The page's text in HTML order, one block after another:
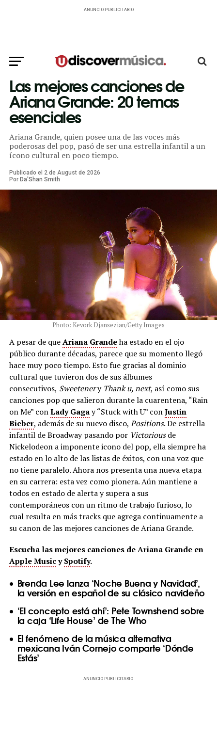
ANUNCIO PUBLICITARIO
Las mejores canciones de
Ariana Grande: 20 temas
esenciales
Ariana Grande, quien posee una de las voces más
poderosas del pop, pasó de ser una estrella infantil a un
ícono cultural en poco tiempo.
Publicado el 2 de August de 2026
Por Da'Shan Smith
Photo: Kevork Djansezian/Getty Images
A pesar de queAriana Grandeha estado en el ojo
público durante décadas, parece que su momento llegó
hace muy poco tiempo. Esto fue gracias al dominio
cultural que tuvieron dos de sus álbumes
consecutivos, Sweetenery Thank u, next, así como sus
canciones pop que salieron durante la cuarentena, “Rain
on Me” conLady Gagay “Stuck with U” conJustin
Bieber, además de su nuevo disco, Positions. De estrella
infantil de Broadway pasando por Victoriousde
Nickelodeon a imponente icono del pop, ella siempre ha
estado en lo alto de las listas de éxitos, con una voz que
no tiene paralelo. Ahora nos presenta una nueva etapa
en su carrera: esta vez como pionera. Aún mantiene a
todos en estado de alerta y supera a sus
contemporáneos con un ritmo de trabajo furioso, lo
cual resulta en más tracks que agrega continuamente a
su canon de las mejores canciones de Ariana Grande.
Escucha las mejores canciones de Ariana Grande en
Apple MusicySpotify.
Brenda Lee lanza ‘Noche Buena y Navidad’,
la versión en español de su clásico navideño
‘El concepto está ahí’: Pete Townshend sobre
la caja ‘Life House’ de The Who
El fenómeno de la música alternativa
mexicana Iván Cornejo comparte ‘Dónde
Estás’
ANUNCIO PUBLICITARIO